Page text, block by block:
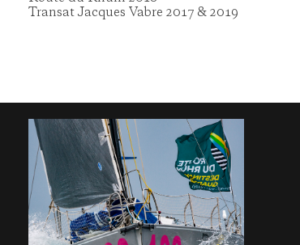
Transat Jacques Vabre 2017 & 2019